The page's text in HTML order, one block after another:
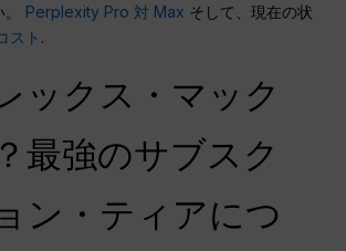
Perplexity Pro 対 Max そして、現在の状
スト .
ックス・マック
最強のサブスク
ン・ティアにつ